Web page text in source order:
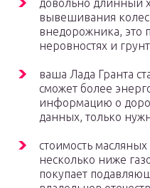
довольно длинный
вывешивания колес
внедорожника, это
неровностях и
ваша Лада Гранта
сможет более
информацию о
данных, только
стоимость
несколько ниже
покупает